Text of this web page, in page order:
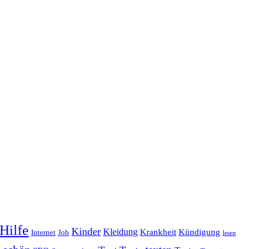
Hilfe Internet Job Kinder Kleidung Krankheit Kündigung lesen